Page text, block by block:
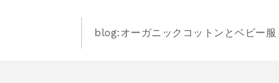
blog:オーガニックコットンとベビー服